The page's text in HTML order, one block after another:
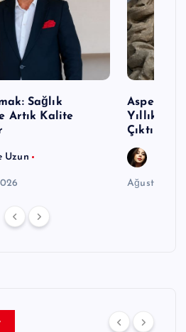
Sağlık
Artık Kalite
Uzun
Yıllık
Çıktı
Ağustos 7,